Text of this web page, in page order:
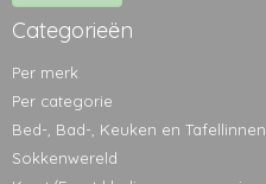
Categorieën
Per merk
Per categorie
Bed-, Bad-, Keuken en Tafellinnen
Sokkenwereld